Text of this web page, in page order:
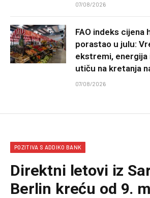
07/08/2026
FAO indeks cijena
porastao u julu:
ekstremi,
utiču na kretanja
07/08/2026
POZITIVA S ADDIKO BANK
Direktni letovi iz
Berlin kreću od 9.